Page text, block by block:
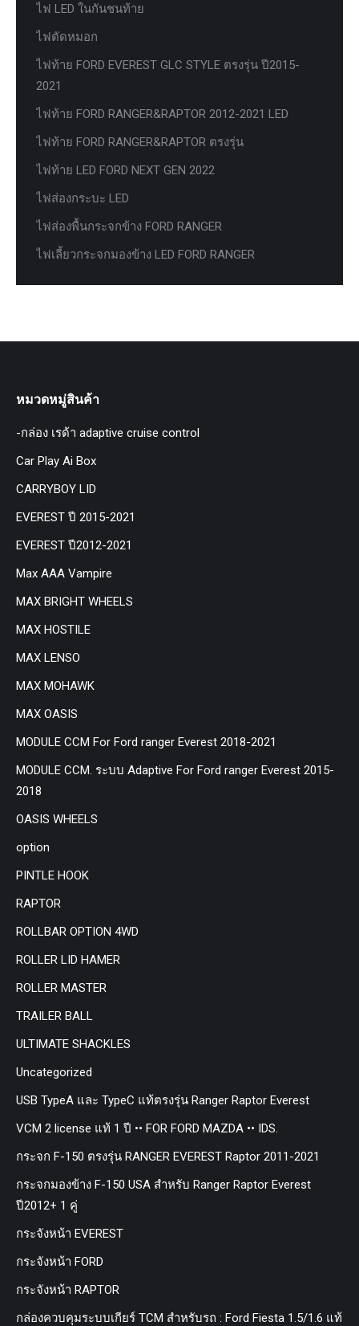
ไฟ LED ในกันชนท้าย
ไฟตัดหมอก
ไฟท้าย FORD EVEREST GLC STYLE ตรงรุ่น ปี2015-
2021
ไฟท้าย FORD RANGER&RAPTOR 2012-2021 LED
ไฟท้าย FORD RANGER&RAPTOR ตรงรุ่น
ไฟท้าย LED FORD NEXT GEN 2022
ไฟส่องกระบะ LED
ไฟส่องพื้นกระจกข้าง FORD RANGER
ไฟเลี้ยวกระจกมองข้าง LED FORD RANGER
หมวดหมู่สินค้า
-กล่อง เรด้า adaptive cruise control
Car Play Ai Box
CARRYBOY LID
EVEREST ปี 2015-2021
EVEREST ปี2012-2021
Max AAA Vampire
MAX BRIGHT WHEELS
MAX HOSTILE
MAX LENSO
MAX MOHAWK
MAX OASIS
MODULE CCM For Ford ranger Everest 2018-2021
MODULE CCM. ระบบ Adaptive For Ford ranger Everest 2015-
2018
OASIS WHEELS
option
PINTLE HOOK
RAPTOR
ROLLBAR OPTION 4WD
ROLLER LID HAMER
ROLLER MASTER
TRAILER BALL
ULTIMATE SHACKLES
Uncategorized
USB TypeA และ TypeC แท้ตรงรุ่น Ranger Raptor Everest
VCM 2 license แท้ 1 ปี •• FOR FORD MAZDA •• IDS.
กระจก F-150 ตรงรุ่น RANGER EVEREST Raptor 2011-2021
กระจกมองข้าง F-150 USA สำหรับ Ranger Raptor Everest
ปี2012+ 1 คู่
กระจังหน้า EVEREST
กระจังหน้า FORD
กระจังหน้า RAPTOR
กล่องควบคุมระบบเกียร์ TCM สำหรับรถ : Ford Fiesta 1.5/1.6 แท้